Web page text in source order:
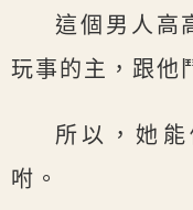
這個男人高
玩事的主，跟他
所以，她
咐。